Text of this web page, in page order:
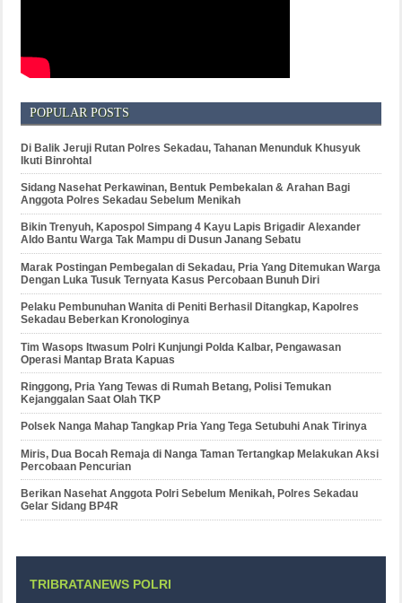
POPULAR POSTS
Di Balik Jeruji Rutan Polres Sekadau, Tahanan Menunduk Khusyuk
Ikuti Binrohtal
Sidang Nasehat Perkawinan, Bentuk Pembekalan & Arahan Bagi
Anggota Polres Sekadau Sebelum Menikah
Bikin Trenyuh, Kapospol Simpang 4 Kayu Lapis Brigadir Alexander
Aldo Bantu Warga Tak Mampu di Dusun Janang Sebatu
Marak Postingan Pembegalan di Sekadau, Pria Yang Ditemukan Warga
Dengan Luka Tusuk Ternyata Kasus Percobaan Bunuh Diri
Pelaku Pembunuhan Wanita di Peniti Berhasil Ditangkap, Kapolres
Sekadau Beberkan Kronologinya
Tim Wasops Itwasum Polri Kunjungi Polda Kalbar, Pengawasan
Operasi Mantap Brata Kapuas
Ringgong, Pria Yang Tewas di Rumah Betang, Polisi Temukan
Kejanggalan Saat Olah TKP
Polsek Nanga Mahap Tangkap Pria Yang Tega Setubuhi Anak Tirinya
Miris, Dua Bocah Remaja di Nanga Taman Tertangkap Melakukan Aksi
Percobaan Pencurian
Berikan Nasehat Anggota Polri Sebelum Menikah, Polres Sekadau
Gelar Sidang BP4R
TRIBRATANEWS POLRI